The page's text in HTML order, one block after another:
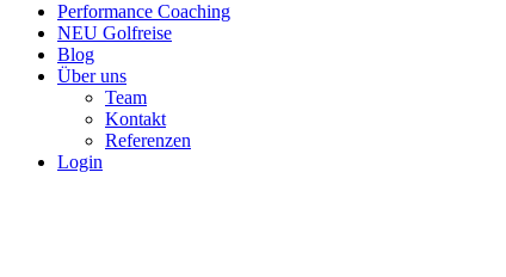
Performance Coaching
NEU Golfreise
Blog
Über uns
Team
Kontakt
Referenzen
Login